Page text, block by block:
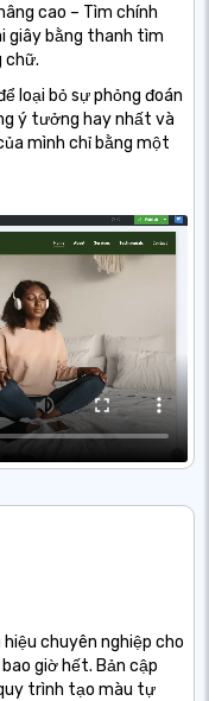
cao – Tìm chính
giây bằng thanh tìm
chữ.
loại bỏ sự phỏng đoán
ý tưởng hay nhất và
mình chỉ bằng một
chuyên nghiệp cho
giờ hết. Bản cập
trình tạo màu tự